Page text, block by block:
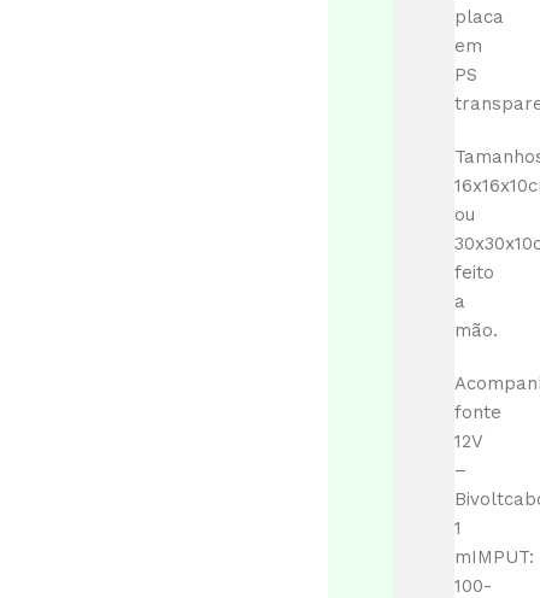
placa
em
PS
ou
feito
a
mão.
fonte
12V
–
1
mIMPUT:
100-